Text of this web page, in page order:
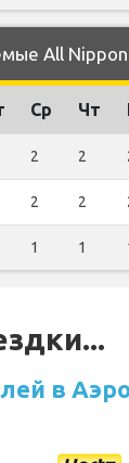
All
Ср Чт
2 2
2 2
1 1
в